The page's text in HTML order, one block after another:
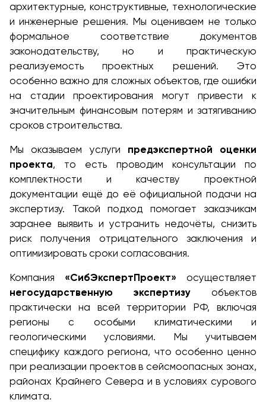
архитектурные, конструктивные, технологические
и инженерные решения. Мы оцениваем не только
формальное соответствие документов
законодательству, но и практическую
реализуемость проектных решений. Это
особенно важно для сложных объектов, где ошибки
на стадии проектирования могут привести к
значительным финансовым потерям и затягиванию
сроков строительства.
Мы оказываем услуги предэкспертной оценки
проекта, то есть проводим консультации по
комплектности и качеству проектной
документации ещё до её официальной подачи на
экспертизу. Такой подход помогает заказчикам
заранее выявить и устранить недочёты, снизить
риск получения отрицательного заключения и
оптимизировать сроки согласования.
Компания «СибЭкспертПроект» осуществляет
негосударственную экспертизу объектов
практически на всей территории РФ, включая
регионы с особыми климатическими и
геологическими условиями. Мы учитываем
специфику каждого региона, что особенно ценно
при реализации проектов в сейсмоопасных зонах,
районах Крайнего Севера и в условиях сурового
климата.